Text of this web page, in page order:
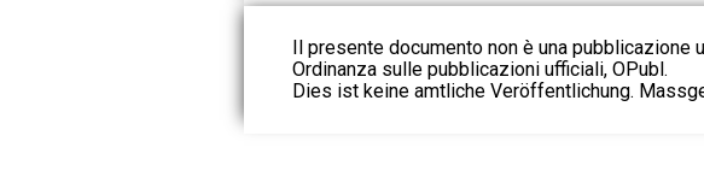
Il presente documento non è una pubblicazione
Ordinanza sulle pubblicazioni ufficiali, OPubl.
Dies ist keine amtliche Veröffentlichung.